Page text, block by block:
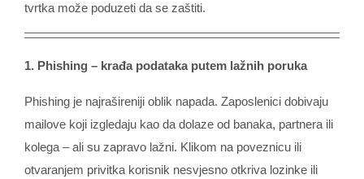
tvrtka može poduzeti da se zaštiti.
1. Phishing – krađa podataka putem lažnih poruka
Phishing je najrašireniji oblik napada. Zaposlenici dobivaju
mailove koji izgledaju kao da dolaze od banaka, partnera ili
kolega – ali su zapravo lažni. Klikom na poveznicu ili
otvaranjem privitka korisnik nesvjesno otkriva lozinke ili